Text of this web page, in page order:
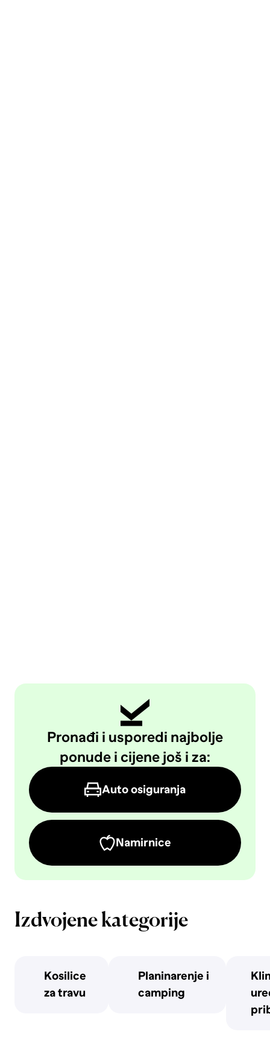
Pronađi i usporedi najbolje
ponude i cijene još i za:
Auto osiguranja
Namirnice
Izdvojene kategorije
Kosilice
za travu
Planinarenje i
camping